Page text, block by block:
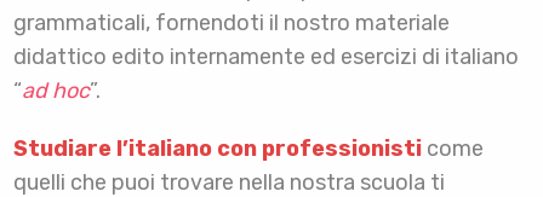
grammaticali, fornendoti il nostro materiale
didattico edito internamente ed esercizi di italiano
“ad hoc”.
Studiare l’italiano con professionisti come
quelli che puoi trovare nella nostra scuola ti